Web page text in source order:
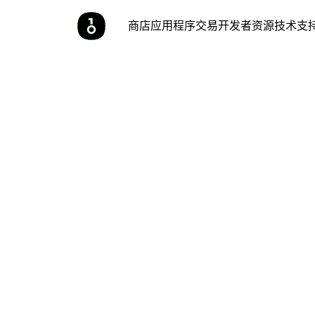
商店应用程序交易开发者资源技术支